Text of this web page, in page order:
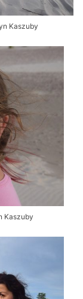
Kaszuby
Kaszuby